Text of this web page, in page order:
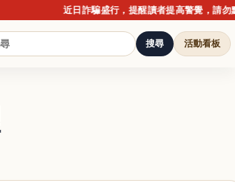
近日詐騙盛行，提醒讀者提高警覺，請勿點擊
搜尋 活動看板